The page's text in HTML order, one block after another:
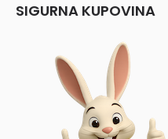
SIGURNA KUPOVINA